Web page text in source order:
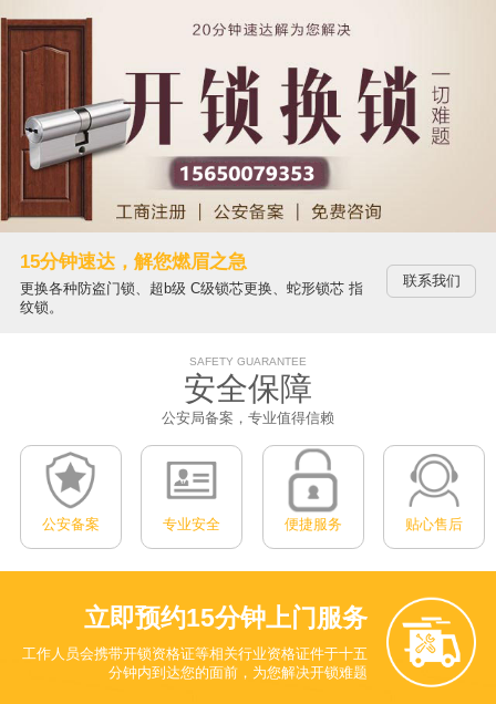
15分钟速达，解您燃眉之急
更换各种防盗门锁、超b级 C级锁芯更换、蛇形锁芯 指
纹锁。
联系我们
SAFETY GUARANTEE
安全保障
公安局备案，专业值得信赖
公安备案 专业安全 便捷服务 贴心售后
立即预约15分钟上门服务
工作人员会携带开锁资格证等相关行业资格证件于十五
分钟内到达您的面前，为您解决开锁难题